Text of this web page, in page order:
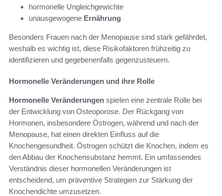
hormonelle Ungleichgewichte
unausgewogene Ernährung
Besonders Frauen nach der Menopause sind stark gefährdet,
weshalb es wichtig ist, diese Risikofaktoren frühzeitig zu
identifizieren und gegebenenfalls gegenzusteuern.
Hormonelle Veränderungen und ihre Rolle
Hormonelle Veränderungen spielen eine zentrale Rolle bei
der Entwicklung von Osteoporose. Der Rückgang von
Hormonen, insbesondere Östrogen, während und nach der
Menopause, hat einen direkten Einfluss auf die
Knochengesundheit. Östrogen schützt die Knochen, indem es
den Abbau der Knochensubstanz hemmt. Ein umfassendes
Verständnis dieser hormonellen Veränderungen ist
entscheidend, um präventive Strategien zur Stärkung der
Knochendichte umzusetzen.